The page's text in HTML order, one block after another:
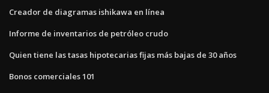
Creador de diagramas ishikawa en línea
Informe de inventarios de petróleo crudo
Quien tiene las tasas hipotecarias fijas más bajas de 30 años
Bonos comerciales 101